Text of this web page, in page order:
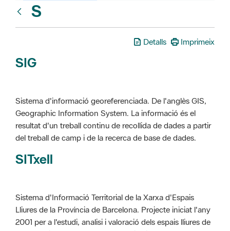
S
Detalls Imprimeix
SIG
Sistema d'informació georeferenciada. De l'anglès GIS,
Geographic Information System. La informació és el
resultat d'un treball continu de recollida de dades a partir
del treball de camp i de la recerca de base de dades.
SITxell
Sistema d'Informació Territorial de la Xarxa d'Espais
Lliures de la Província de Barcelona. Projecte iniciat l'any
2001 per a l'estudi, analisi i valoració dels espais lliures de